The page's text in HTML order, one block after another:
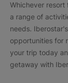
Whichever resort
a range of
needs.
opportunities for
your trip today
getaway with